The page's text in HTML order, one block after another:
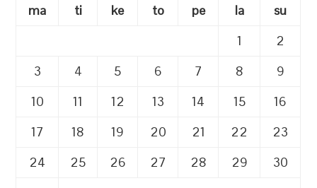
ma
ti ke to pe la
su
1
2
3
4 5 6 7 8
9
10
11 12 13 14 15
16
17
18 19 20 21 22
23
24
25 26 27 28 29
30